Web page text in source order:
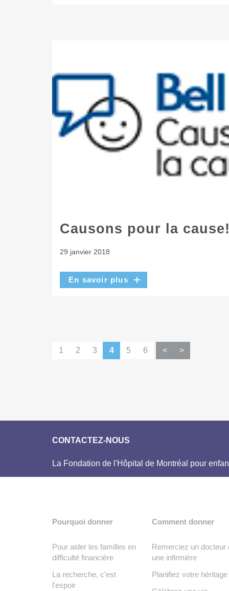
Causons pour la
29 janvier 2018
En savoir plus
1 2 3 4 5 6 < >
CONTACTEZ-NOUS
La Fondation de l'Hôpital de Montréal pour
Pourquoi donner
Pour aider les familles en
difficulté financière
La recherche, c'est
l'espoir
Comment donner
Remerciez un docteur
une infirmière
Planifiez votre héritage